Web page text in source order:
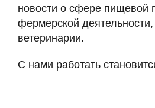
новости о сфере пищевой
фермерской деятельности,
ветеринарии.
С нами работать